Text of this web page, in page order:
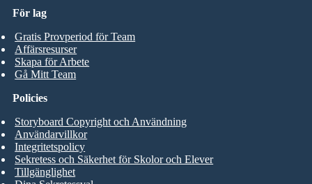
För lag
Gratis Provperiod för Team
Affärsresurser
Skapa för Arbete
Gå Mitt Team
Policies
Storyboard Copyright och Användning
Användarvillkor
Integritetspolicy
Sekretess och Säkerhet för Skolor och Elever
Tillgänglighet